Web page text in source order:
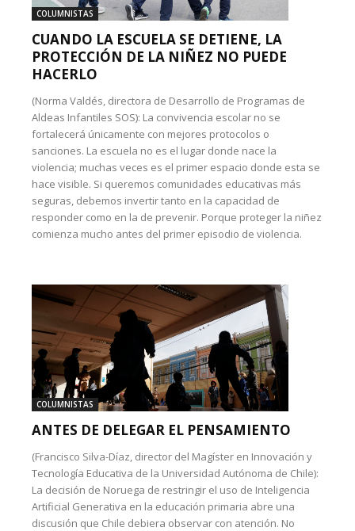
COLUMNISTAS
CUANDO LA ESCUELA SE DETIENE, LA
PROTECCIÓN DE LA NIÑEZ NO PUEDE
HACERLO
(Norma Valdés, directora de Desarrollo de Programas de
Aldeas Infantiles SOS): La convivencia escolar no se
fortalecerá únicamente con mejores protocolos o
sanciones. La escuela no es el lugar donde nace la
violencia; muchas veces es el primer espacio donde esta se
hace visible. Si queremos comunidades educativas más
seguras, debemos invertir tanto en la capacidad de
responder como en la de prevenir. Porque proteger la niñez
comienza mucho antes del primer episodio de violencia.
COLUMNISTAS
ANTES DE DELEGAR EL PENSAMIENTO
(Francisco Silva-Díaz, director del Magíster en Innovación y
Tecnología Educativa de la Universidad Autónoma de Chile):
La decisión de Noruega de restringir el uso de Inteligencia
Artificial Generativa en la educación primaria abre una
discusión que Chile debiera observar con atención. No